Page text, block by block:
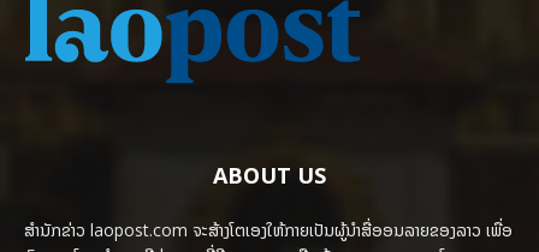
ABOUT US
ສຳນັກຂ່າວ laopost.com ຈະສ້າງໂຕເອງໃຫ້ກາຍເປັນຜູ້ນຳສື່ອອນລາຍຂອງລາວ ເພື່ອ